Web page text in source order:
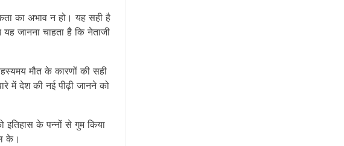
का अभाव न हो। यह सही है
जानना चाहता है कि नेताजी
मौत के कारणों की सही
में देश की नई पीढ़ी जानने को
इतिहास के पन्नों से गुम किया
के।